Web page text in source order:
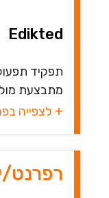
Edikted
תפקיד
מתבצעת מול
+ לצפייה
רפרנט/